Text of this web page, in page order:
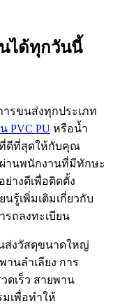
ได้ทุกวันนี้
ารขนส่งทุกประเภท
PVC PU หรือน้ำ
ดีที่สุดให้กับคุณ
านพนักงานที่มีทักษะ
ย่างดีเพื่อติดตั้ง
รู้เพิ่มเติมเกี่ยวกับ
ถลงทะเบียน
ส่งวัสดุขนาดใหญ่
านลำเลียง การ
ดเร็ว สายพาน
เพื่อทำให้